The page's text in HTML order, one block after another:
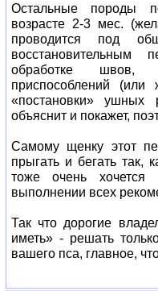
Остальные породы
возрасте 2-3 мес.
проводится под
восстановительным
обработке швов,
приспособлений
«постановки»
объяснит и покажет,
Самому щенку этот
прыгать и бегать так,
тоже очень
выполнении всех
Так что дорогие
иметь» - решать
вашего пса, главное,